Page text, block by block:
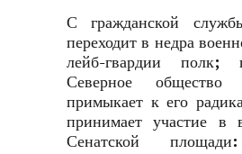
С гражданской
переходит в недра
лейб-гвардии полк;
Северное общество
примыкает к его
принимает участие в
Сенатской